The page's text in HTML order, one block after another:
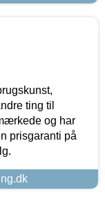
ting til
og har
prisgaranti på